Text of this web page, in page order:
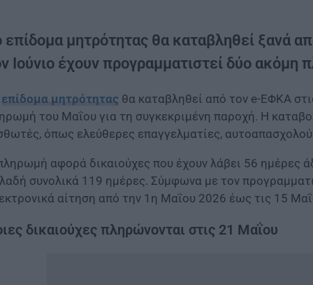
επίδομα μητρότητας θα καταβληθεί ξανά
Ιούνιο έχουν προγραμματιστεί δύο ακόμη
επίδομα μητρότητας θα καταβληθεί από τον e-ΕΦΚΑ
του Μαΐου για τη συγκεκριμένη παροχή. Η
όπως ελεύθερες επαγγελματίες,
αφορά δικαιούχες που έχουν λάβει 56 ημέρες
συνολικά 119 ημέρες. Σύμφωνα με τον
αίτηση από την 1η Μαΐου 2026 έως τις 15
δικαιούχες πληρώνονται στις 21 Μαΐου